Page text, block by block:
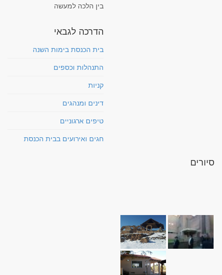
בין הלכה למעשה
הדרכה לגבאי
בית הכנסת בימות השנה
התנהלות וכספים
קניות
דינים ומנהגים
טיפים ארגוניים
חגים ואירועים בבית הכנסת
סיורים